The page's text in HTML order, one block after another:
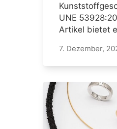
UNE
Artikel bietet
7. Dezember,